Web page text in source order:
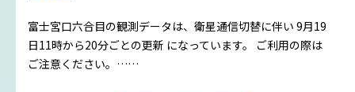
富士宮口六合目の観測データは、衛星通信切替に伴い 9月19
日11時から20分ごとの更新 になっています。 ご利用の際は
ご注意ください。……